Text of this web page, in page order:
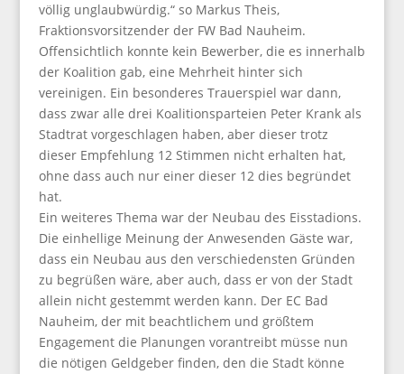
völlig unglaubwürdig.“ so Markus Theis,
Fraktionsvorsitzender der FW Bad Nauheim.
Offensichtlich konnte kein Bewerber, die es innerhalb
der Koalition gab, eine Mehrheit hinter sich
vereinigen. Ein besonderes Trauerspiel war dann,
dass zwar alle drei Koalitionsparteien Peter Krank als
Stadtrat vorgeschlagen haben, aber dieser trotz
dieser Empfehlung 12 Stimmen nicht erhalten hat,
ohne dass auch nur einer dieser 12 dies begründet
hat.
Ein weiteres Thema war der Neubau des Eisstadions.
Die einhellige Meinung der Anwesenden Gäste war,
dass ein Neubau aus den verschiedensten Gründen
zu begrüßen wäre, aber auch, dass er von der Stadt
allein nicht gestemmt werden kann. Der EC Bad
Nauheim, der mit beachtlichem und größtem
Engagement die Planungen vorantreibt müsse nun
die nötigen Geldgeber finden, den die Stadt könne